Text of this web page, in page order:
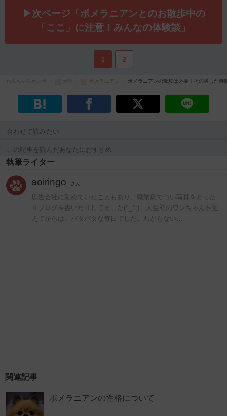
▶次ページ「ポメラニアンとのお散歩中の
「ここ」に注意！みんなの体験談」
1 2
ポメラニアンの散歩は必要！その適した時
合わせて読みたい
この記事を読んだあなたにおすすめ
執筆ライター
aoiringo さん
広告会社に勤めていたこともあり、職業病でつい写真をとった
りブログを書いたりしてました(^_^;) 人生初のワンちゃんを迎
えてからは、バタバタな毎日でした。わからない…
関連記事
ポメラニアンの性格について